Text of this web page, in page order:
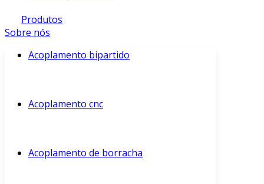
Produtos
Sobre nós
Acoplamento bipartido
Acoplamento cnc
Acoplamento de borracha